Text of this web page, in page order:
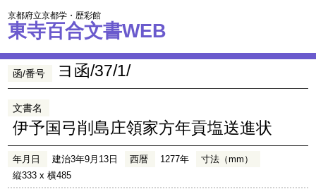
京都府立京都学・歴彩館
東寺百合文書WEB
函/番号 ヨ函/37/1/
文書名
伊予国弓削島庄領家方年貢塩送進状
年月日 建治3年9月13日 西暦 1277年
寸法（mm）
縦333 x 横485